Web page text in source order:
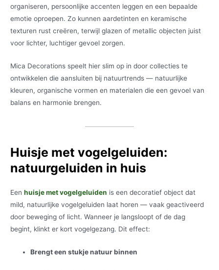
organiseren, persoonlijke accenten leggen en een bepaalde
emotie oproepen. Zo kunnen aardetinten en keramische
texturen rust creëren, terwijl glazen of metallic objecten juist
voor lichter, luchtiger gevoel zorgen.
Mica Decorations speelt hier slim op in door collecties te
ontwikkelen die aansluiten bij natuurtrends — natuurlijke
kleuren, organische vormen en materialen die een gevoel van
balans en harmonie brengen.
Huisje met vogelgeluiden:
natuurgeluiden in huis
Eenhuisje met vogelgeluiden is een decoratief object dat
mild, natuurlijke vogelgeluiden laat horen — vaak geactiveerd
door beweging of licht. Wanneer je langsloopt of de dag
begint, klinkt er kort vogelgezang. Dit effect:
Brengt een stukje natuur binnen